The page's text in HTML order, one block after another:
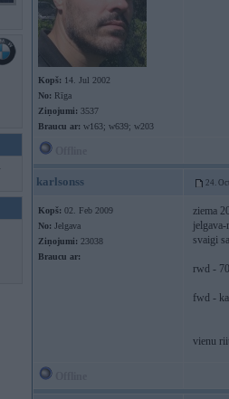
Kopš: 14. Jul 2002
No: Rīga
Ziņojumi: 3537
Braucu ar: w163; w639; w203
karlsonss 24.
Kopš: 02. Feb 2009
No: Jelgava
Ziņojumi: 23038
Braucu ar:
ziema
svaigi
rwd -
fwd -
vienu